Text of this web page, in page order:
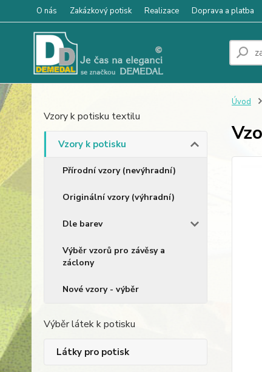
O nás Zakázkový potisk Realizace Doprava a platba
Vzory k potisku textilu
Vzory k potisku
Přírodní vzory (nevýhradní)
Originální vzory (výhradní)
Dle barev
Výběr vzorů pro závěsy a
záclony
Nové vzory - výběr
Výběr látek k potisku
Látky pro potisk
Úvod